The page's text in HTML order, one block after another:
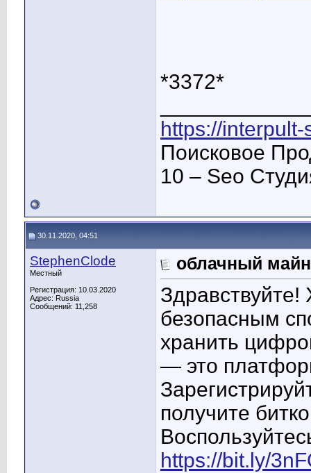
*3372*
https://
Поисковое
10 – Seo
30.11.2020, 04:51
StephenClode
Местный
Регистрация: 10.03.2020
Адрес: Russia
Сообщений: 11,258
облачный
безопасным
хранить
— это
получите
https://bit.ly/